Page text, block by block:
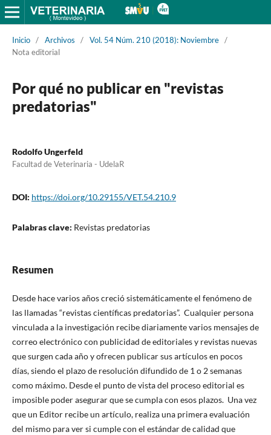
Inicio / Archivos / Vol. 54 Núm. 210 (2018): Noviembre /
Nota editorial
Por qué no publicar en "revistas
predatorias"
Rodolfo Ungerfeld
Facultad de Veterinaria - UdelaR
DOI: https://doi.org/10.29155/VET.54.210.9
Palabras clave: Revistas predatorias
Resumen
Desde hace varios años creció sistemáticamente el fenómeno de
las llamadas “revistas científicas predatorias”. Cualquier persona
vinculada a la investigación recibe diariamente varios mensajes de
correo electrónico con publicidad de editoriales y revistas nuevas
que surgen cada año y ofrecen publicar sus artículos en pocos
días, siendo el plazo de resolución difundido de 1 o 2 semanas
como máximo. Desde el punto de vista del proceso editorial es
imposible poder asegurar que se cumpla con esos plazos. Una vez
que un Editor recibe un artículo, realiza una primera evaluación
del mismo para ver si cumple con el estándar de calidad que